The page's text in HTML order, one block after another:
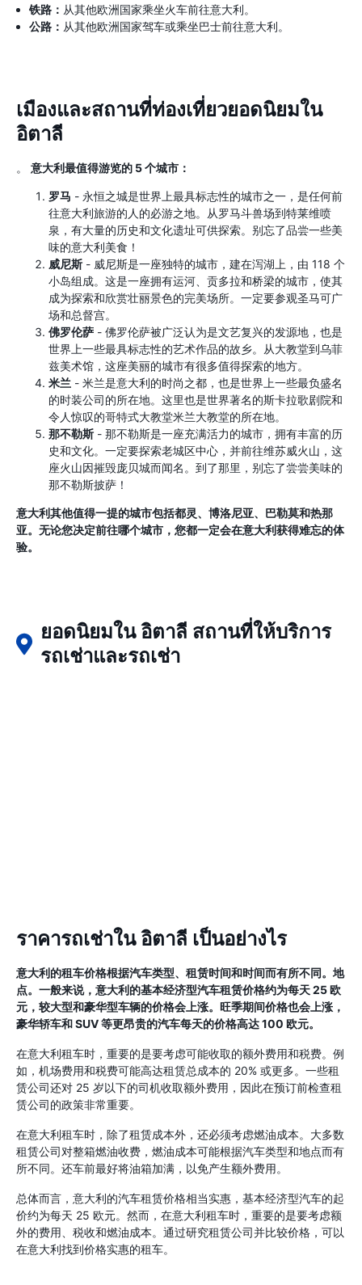
铁路： 从其他欧洲国家乘坐火车前往意大利。
公路： 从其他欧洲国家驾车或乘坐巴士前往意大利。
เมืองและสถานที่ท่องเที่ยวยอดนิยมใน
อิตาลี
。 意大利最值得游览的 5 个城市：
罗马 - 永恒之城是世界上最具标志性的城市之一，是任何前
往意大利旅游的人的必游之地。从罗马斗兽场到特莱维喷
泉，有大量的历史和文化遗址可供探索。别忘了品尝一些美
味的意大利美食！
威尼斯 - 威尼斯是一座独特的城市，建在泻湖上，由 118 个
小岛组成。这是一座拥有运河、贡多拉和桥梁的城市，使其
成为探索和欣赏壮丽景色的完美场所。一定要参观圣马可广
场和总督宫。
佛罗伦萨 - 佛罗伦萨被广泛认为是文艺复兴的发源地，也是
世界上一些最具标志性的艺术作品的故乡。从大教堂到乌菲
兹美术馆，这座美丽的城市有很多值得探索的地方。
米兰 - 米兰是意大利的时尚之都，也是世界上一些最负盛名
的时装公司的所在地。这里也是世界著名的斯卡拉歌剧院和
令人惊叹的哥特式大教堂米兰大教堂的所在地。
那不勒斯 - 那不勒斯是一座充满活力的城市，拥有丰富的历
史和文化。一定要探索老城区中心，并前往维苏威火山，这
座火山因摧毁庞贝城而闻名。到了那里，别忘了尝尝美味的
那不勒斯披萨！
意大利其他值得一提的城市包括都灵、博洛尼亚、巴勒莫和热那
亚。无论您决定前往哪个城市，您都一定会在意大利获得难忘的体
验。
ยอดนิยมใน อิตาลี สถานที่ให้บริการ
รถเช่าและรถเช่า
ราคารถเช่าใน อิตาลี เป็นอย่างไร
意大利的租车价格根据汽车类型、租赁时间和时间而有所不同。地
点。一般来说，意大利的基本经济型汽车租赁价格约为每天 25 欧
元，较大型和豪华型车辆的价格会上涨。旺季期间价格也会上涨，
豪华轿车和 SUV 等更昂贵的汽车每天的价格高达 100 欧元。
在意大利租车时，重要的是要考虑可能收取的额外费用和税费。例
如，机场费用和税费可能高达租赁总成本的 20% 或更多。一些租
赁公司还对 25 岁以下的司机收取额外费用，因此在预订前检查租
赁公司的政策非常重要。
在意大利租车时，除了租赁成本外，还必须考虑燃油成本。大多数
租赁公司对整箱燃油收费，燃油成本可能根据汽车类型和地点而有
所不同。还车前最好将油箱加满，以免产生额外费用。
总体而言，意大利的汽车租赁价格相当实惠，基本经济型汽车的起
价约为每天 25 欧元。然而，在意大利租车时，重要的是要考虑额
外的费用、税收和燃油成本。通过研究租赁公司并比较价格，可以
在意大利找到价格实惠的租车。